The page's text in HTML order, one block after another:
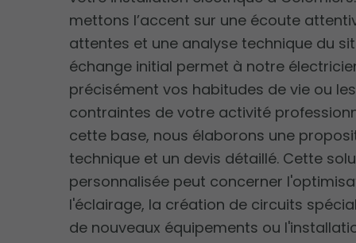
mettons l’accent sur une écoute
attentes et une analyse technique du
échange initial permet à notre
précisément vos habitudes de vie ou les
contraintes de votre activité
cette base, nous élaborons une
technique et un devis détaillé. Cette
personnalisée peut concerner
l'éclairage, la création de circuits
de nouveaux équipements ou